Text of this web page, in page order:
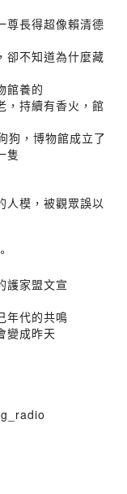
尊長得超像賴清德
卻不知道為什麼藏
館養的
，持續有香火，館
狗，博物館成立了
隻
人模，被觀眾誤以
護家盟文宣
年代的共鳴
變成昨天